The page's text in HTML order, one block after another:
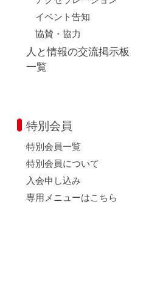
イベント告知
協賛・協力
人と情報の交流掲示板
一覧
特別会員
特別会員一覧
特別会員について
入会申し込み
専用メニューはこちら